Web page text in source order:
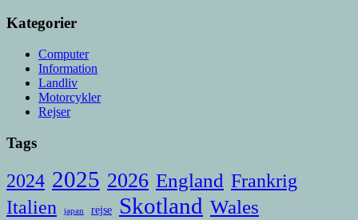
Kategorier
Computer
Information
Landliv
Motorcykler
Rejser
Tags
2024 2025 2026 England Frankrig
Italien
japan rejse Skotland Wales